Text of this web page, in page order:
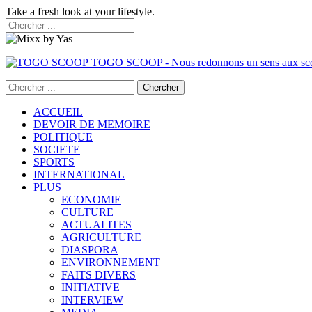
Take a fresh look at your lifestyle.
TOGO SCOOP - Nous redonnons un sens aux
ACCUEIL
DEVOIR DE MEMOIRE
POLITIQUE
SOCIETE
SPORTS
INTERNATIONAL
PLUS
ECONOMIE
CULTURE
ACTUALITES
AGRICULTURE
DIASPORA
ENVIRONNEMENT
FAITS DIVERS
INITIATIVE
INTERVIEW